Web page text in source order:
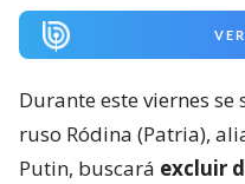
Durante este viernes
ruso Ródina (Patria),
Putin, buscará excluir